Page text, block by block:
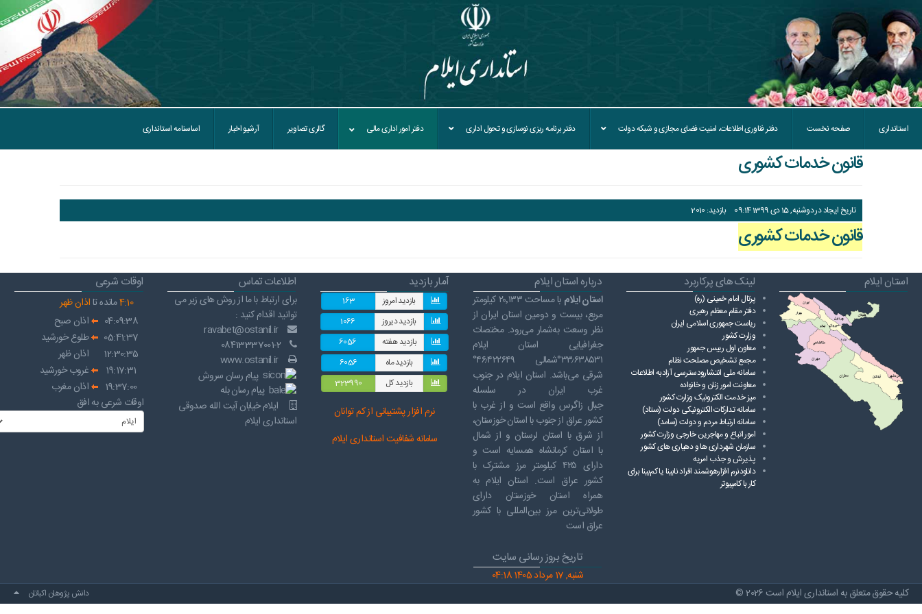
استانداری صفحه نخست دفتر فناوری اطلاعات، امنیت فضای مجازی و شبکه دولت دفتر برنامه ريزی نوسازی و تحول اداری دفتر امور اداری مالی گالری تصاویر آرشیو اخبار اساسنامه استانداری
قانون خدمات کشوری
تاریخ ایجاد در دوشنبه, 15 دی 1399 09:14 بازدید: 2010
قانون خدمات کشوری
استان ایلام لینک های پرکاربرد
پرتال امام خمینی (ره)
دفتر مقام معظم رهبری
ریاست ‌جمهوری اسلامی ایران
وزارت کشور
معاون اول رییس جمهور
مجمع تشخیص مصلحت نظام
سامانه ملی انتشارودسترسی آزادبه اطلاعات
معاونت امور زنان و خانواده
میز خدمت الکترونیک وزارت کشور
سامانه تدارکات الکترونیکی دولت (ستاد)
سامانه ارتباط مردم و دولت (سامد)
امور اتباع و مهاجرین خارجی وزارت کشور
سازمان شهرداری ها و دهیاری های کشور
پذیرش و جذب امریه
دانلودنرم افزارهوشمند افراد نابینا یا کم‌بینا برای
کار با کامپیوتر
درباره استان ایلام
استان ایلام
با مساحت ۲۰٬۱۳۳ کیلومتر
مربع، بیست و دومین استان ایران از
نظر وسعت به‌شمار می‌رود. مختصات
جغرافیایی استان ایلام
۳۳٫۶۳۸۵۳۱°شمالی ۴۶٫۴۲۲۶۴۹°
شرقی می‌باشد. استان ایلام در جنوب
غرب ایران در سلسله
جبال زاگرس واقع است و از غرب با
کشور عراق از جنوب با استان خوزستان،
از شرق با استان لرستان و از شمال
با استان کرمانشاه همسایه است و
دارای ۴۲۵ کیلومتر مرز مشترک با
کشور عراق است. استان ایلام به
همراه استان خوزستان دارای
طولانی‌ترین مرز بین‌المللی با کشور
عراق است
تاریخ بروز رسانی سایت
شنبه, 17 مرداد 1405 04:18
آمار بازدید
بازدید امروز
163
بازدید دیروز
1066
بازدید هفته
6056
بازدید ماه
6056
بازدید کل
323990
نرم افزار پشتیبانی از کم توانان
سامانه شفافیت استانداری ایلام
اطلاعات تماس
برای ارتباط با ما از روش های زیر می
توانید اقدام کنید :
ravabet@ostanil.ir
www.ostanil.ir
پیام رسان سروش
پیام رسان بله
ایلام خیابان آیت الله صدوقی
استانداری ایلام
اوقات شرعی
4:10 مانده تااذان ظهر
04:09:38
اذان صبح
05:41:37
طلوع خورشید
12:30:35
اذان ظهر
19:17:31
غروب خورشید
19:37:00
اذان مغرب
اوقات شرعی به افق
کلیه حقوق متعلق به استانداری ایلام است 2026 © دانش پژوهان اکباتان